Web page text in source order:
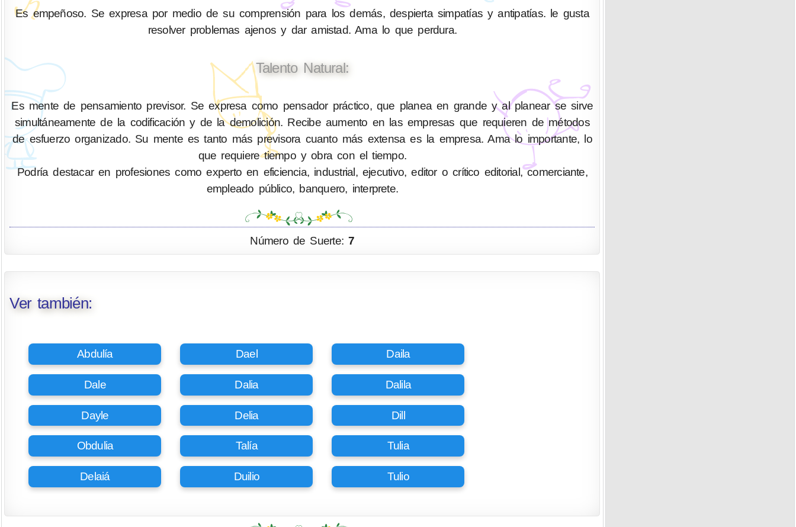
Es empeñoso. Se expresa por medio de su comprensión para los demás, despierta simpatías y antipatías. le gusta
resolver problemas ajenos y dar amistad. Ama lo que perdura.
Talento Natural:
Es mente de pensamiento previsor. Se expresa como pensador práctico, que planea en grande y al planear se sirve
simultáneamente de la codificación y de la demolición. Recibe aumento en las empresas que requieren de métodos
de esfuerzo organizado. Su mente es tanto más previsora cuanto más extensa es la empresa. Ama lo importante, lo
que requiere tiempo y obra con el tiempo.
Podría destacar en profesiones como experto en eficiencia, industrial, ejecutivo, editor o crítico editorial, comerciante,
empleado público, banquero, interprete.
Número de Suerte:7
Ver también:
Abdulía Dael Daila
Dale Dalia Dalila
Dayle Delia Dill
Obdulia Talía Tulia
Delaiá Duilio Tulio